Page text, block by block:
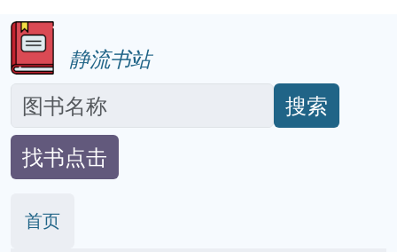
静流书站
搜索
找书点击
首页